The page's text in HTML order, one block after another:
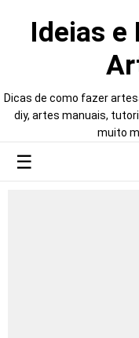
Ideias e
Dicas de como fazer
diy, artes manuais,
muito